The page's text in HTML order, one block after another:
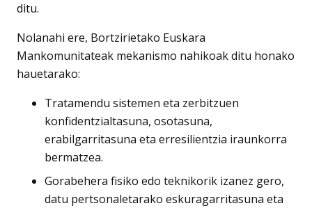
ditu.
Nolanahi ere, Bortzirietako Euskara
Mankomunitateak mekanismo nahikoak ditu honako
hauetarako:
Tratamendu sistemen eta zerbitzuen
konfidentzialtasuna, osotasuna,
erabilgarritasuna eta erresilientzia iraunkorra
bermatzea.
Gorabehera fisiko edo teknikorik izanez gero,
datu pertsonaletarako eskuragarritasuna eta